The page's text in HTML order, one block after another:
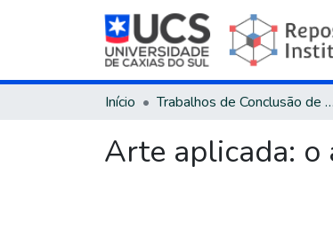
Início Trabalhos de Conclusão de Curso
Arte aplicada: o